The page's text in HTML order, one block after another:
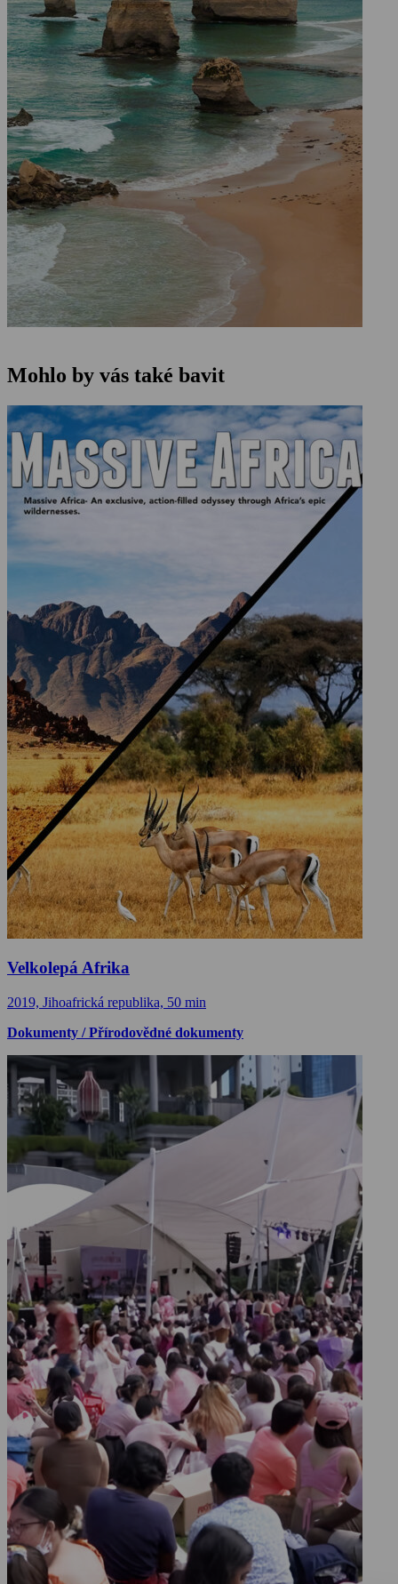
Mohlo by vás také bavit
Velkolepá Afrika
2019, Jihoafrická republika, 50 min
Dokumenty / Přírodovědné dokumenty